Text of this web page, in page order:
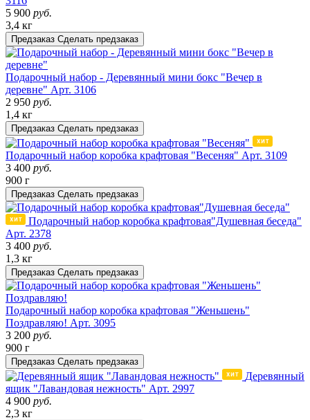
5 900 руб.
3,4 кг
Предзаказ Сделать предзаказ
Подарочный набор - Деревянный мини бокс "Вечер в
деревне" Арт. 3106
2 950 руб.
1,4 кг
Предзаказ Сделать предзаказ
Подарочный набор коробка крафтовая "Весеняя" Арт. 3109
3 400 руб.
900 г
Предзаказ Сделать предзаказ
Подарочный набор коробка крафтовая"Душевная беседа"
Арт. 2378
3 400 руб.
1,3 кг
Предзаказ Сделать предзаказ
Подарочный набор коробка крафтовая "Женьшень"
Поздравляю! Арт. 3095
3 200 руб.
900 г
Предзаказ Сделать предзаказ
Деревянный
ящик "Лавандовая нежность" Арт. 2997
4 900 руб.
2,3 кг